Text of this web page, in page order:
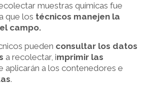
muestras químicas fue
que los técnicos manejen la
campo.
pueden consultar los datos
a recolectar, imprimir las
aplicarán a los contenedores e
.